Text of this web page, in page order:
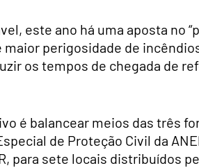
este ano há uma aposta no
perigosidade de
os tempos de chegada de
é balancear meios das três
de Proteção Civil da
para sete locais distribuídos